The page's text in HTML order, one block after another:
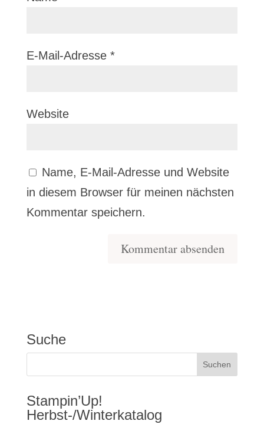
E-Mail-Adresse *
Website
Name, E-Mail-Adresse und Website
in diesem Browser für meinen nächsten
Kommentar speichern.
Suche
Stampin’Up!
Herbst-/Winterkatalog